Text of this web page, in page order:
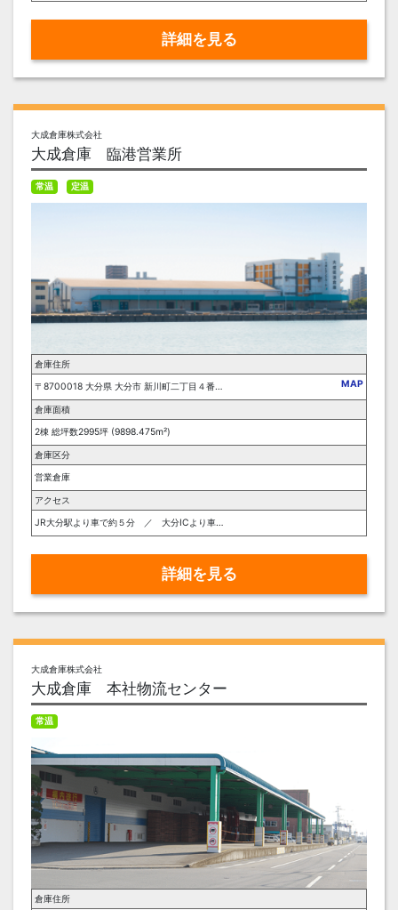
詳細を見る
大成倉庫株式会社
大成倉庫 臨港営業所
常温 定温
倉庫住所
〒8700018 大分県 大分市 新川町二丁目４番２１号
MAP
倉庫面積
2棟 総坪数2995坪 (9898.475m²)
倉庫区分
営業倉庫
アクセス
JR大分駅より車で約５分 ／ 大分ICより車で約１５分
詳細を見る
大成倉庫株式会社
大成倉庫 本社物流センター
常温
倉庫住所